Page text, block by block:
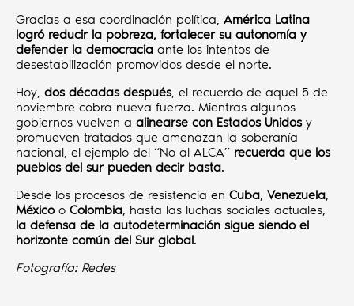
Gracias a esa coordinación política, América Latina
logró reducir la pobreza, fortalecer su autonomía y
defender la democracia ante los intentos de
desestabilización promovidos desde el norte.
Hoy, dos décadas después, el recuerdo de aquel 5 de
noviembre cobra nueva fuerza. Mientras algunos
gobiernos vuelven a alinearse con Estados Unidosy
promueven tratados que amenazan la soberanía
nacional, el ejemplo del “No al ALCA” recuerda que los
pueblos del sur pueden decir basta.
Desde los procesos de resistencia en Cuba, Venezuela,
México o Colombia, hasta las luchas sociales actuales,
la defensa de la autodeterminación sigue siendo el
horizonte común del Sur global.
Fotografía: Redes